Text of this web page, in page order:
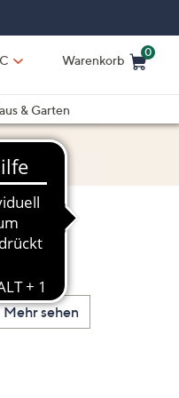
Warenkorb
0
& Garten
Mehr sehen